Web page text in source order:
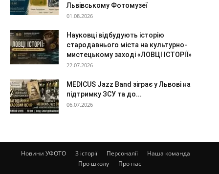
Львівському Фотомузеї
01.08.2026
Науковці відбудують історію
стародавнього міста на культурно-
мистецькому заході «ЛОВЦІ ІСТОРІЇ»
22.07.2026
MEDICUS Jazz Band зіграє у Львові на
підтримку ЗСУ та до...
06.07.2026
Новини УФОТО З історії Персоналії
Наша команда
Про школу
Про нас